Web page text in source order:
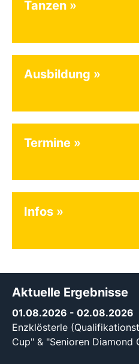
Tanzen
Ausbildung
Termine
Infos
Aktuelle Ergebnisse
01.08.2026 - 02.08.2026
Enzklösterle
Cup" & "Senioren Diamond